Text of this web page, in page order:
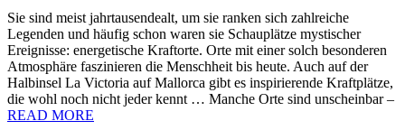
Sie sind meist jahrtausendealt, um sie ranken sich zahlreiche
Legenden und häufig schon waren sie Schauplätze mystischer
Ereignisse: energetische Kraftorte. Orte mit einer solch besonderen
Atmosphäre faszinieren die Menschheit bis heute. Auch auf der
Halbinsel La Victoria auf Mallorca gibt es inspirierende Kraftplätze,
die wohl noch nicht jeder kennt … Manche Orte sind unscheinbar –
READ MORE